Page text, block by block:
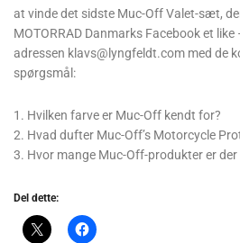
at vinde det sidste Muc-Off Valet-sæt,
MOTORRAD Danmarks Facebook et
adressen klavs@lyngfeldt.com med de
spørgsmål:
1. Hvilken farve er Muc-Off kendt for?
2. Hvad dufter Muc-Off’s Motorcycle
3. Hvor mange Muc-Off-produkter er der
Del dette: